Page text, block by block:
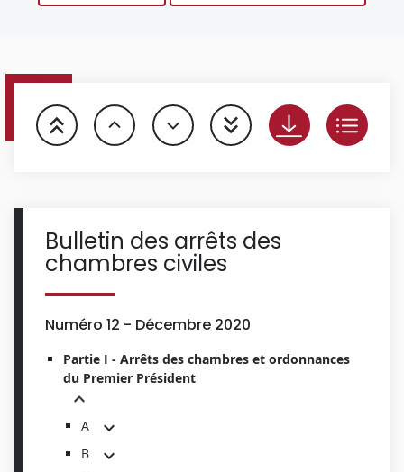
Bulletin des arrêts des
chambres civiles
Numéro 12 - Décembre 2020
Partie I - Arrêts des chambres et ordonnances
du Premier Président
A
B